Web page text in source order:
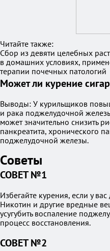
Читайте также:
Сбор из девяти целебных
в домашних условиях,
терапии почечных патологий
Может ли курение
Выводы: У курильщиков
и рака поджелудочной
может значительно снизить
панкреатита, хронического
поджелудочной железы.
Советы
СОВЕТ №1
Избегайте курения, если у
Никотин и другие вредные
усугубить воспаление
процесс восстановления.
СОВЕТ №2